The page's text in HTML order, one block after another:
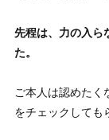
先程は、力の入ら
た。
ご本人は認めたく
をチェックしても